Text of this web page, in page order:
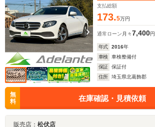
ン・スマートキー・プッシュスタート
支払総額
173.5万円
通常ローン 月々7,400円
年式 2016年
車検
車検整備付
保証
保証付
住所
埼玉県北葛飾郡
無
料
在庫確認・見積依頼
販売店： 松伏店